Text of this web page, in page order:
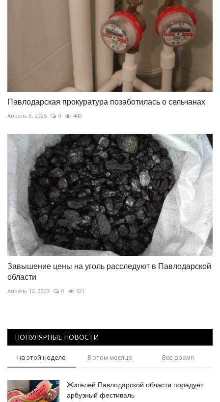
Павлодарская прокуратура позаботилась о сельчанах
Апрель 8, 2025 0 449
Завышение цены на уголь расследуют в Павлодарской
области
Апрель 12, 2023 0 621
ПОПУЛЯРНЫЕ НОВОСТИ
на этой неделе В этом месяце Все время
Жителей Павлодарской области порадует
арбузный фестиваль